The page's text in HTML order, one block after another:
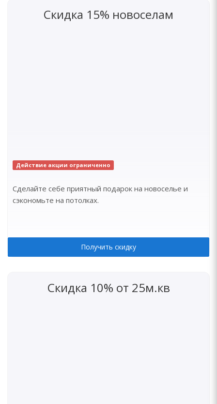
Скидка 15% новоселам
Действие акции ограниченно
Сделайте себе приятный подарок на новоселье и
сэкономьте на потолках.
Получить скидку
Скидка 10% от 25м.кв